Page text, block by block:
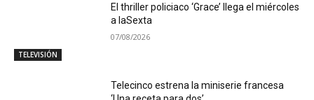
TELEVISIÓN
El thriller policiaco ‘Grace’ llega el miércoles
a laSexta
07/08/2026
Telecinco estrena la miniserie francesa